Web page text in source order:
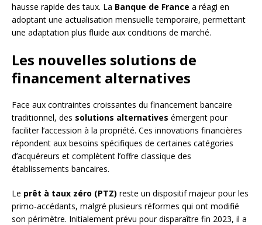
hausse rapide des taux. La Banque de France a réagi en
adoptant une actualisation mensuelle temporaire, permettant
une adaptation plus fluide aux conditions de marché.
Les nouvelles solutions de
financement alternatives
Face aux contraintes croissantes du financement bancaire
traditionnel, des solutions alternatives émergent pour
faciliter l’accession à la propriété. Ces innovations financières
répondent aux besoins spécifiques de certaines catégories
d’acquéreurs et complètent l’offre classique des
établissements bancaires.
Le prêt à taux zéro (PTZ) reste un dispositif majeur pour les
primo-accédants, malgré plusieurs réformes qui ont modifié
son périmètre. Initialement prévu pour disparaître fin 2023, il a